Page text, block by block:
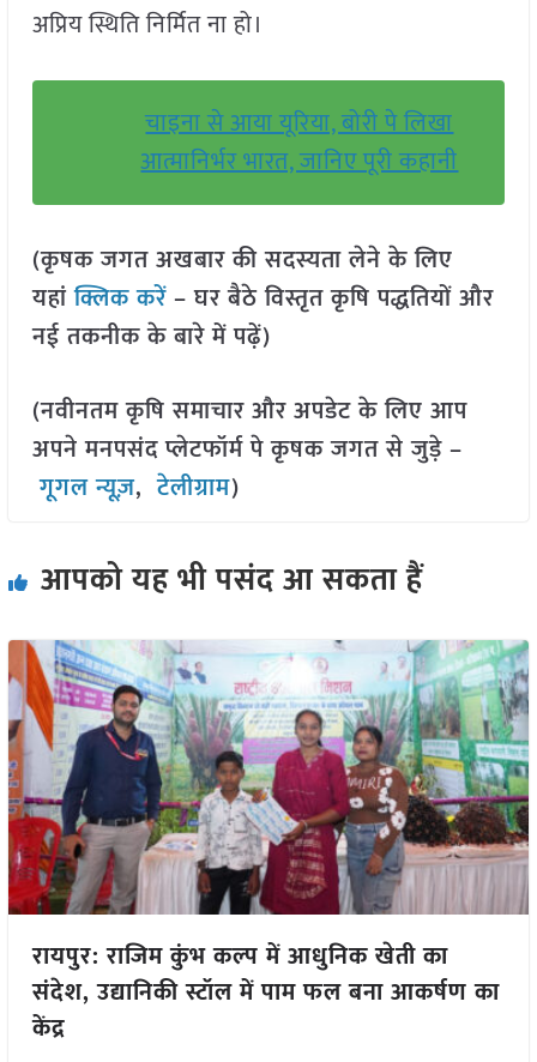
अप्रिय स्थिति निर्मित ना हो।
चाइना से आया यूरिया, बोरी पे लिखा
आत्मानिर्भर भारत, जानिए पूरी कहानी
(कृषक जगत अखबार की सदस्यता लेने के लिए
यहांक्लिक करें– घर बैठे विस्तृत कृषि पद्धतियों और
नई तकनीक के बारे में पढ़ें)
(नवीनतम कृषि समाचार और अपडेट के लिए आप
अपने मनपसंद प्लेटफॉर्म पे कृषक जगत से जुड़े –
गूगल न्यूज़,टेलीग्राम)
आपको यह भी पसंद आ सकता हैं
रायपुर: राजिम कुंभ कल्प में आधुनिक खेती का
संदेश, उद्यानिकी स्टॉल में पाम फल बना आकर्षण का
केंद्र